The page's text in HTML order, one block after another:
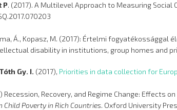
P. (2017). A Multilevel Approach to Measuring Social
Á., Kopasz, M. (2017): Értelmi
disability in institutions, group homes and
Gy. I. (2017), Priorities in data collection for
Recession, Recovery, and Regime Change: Effects
Child Poverty in Rich Countries. Oxford University